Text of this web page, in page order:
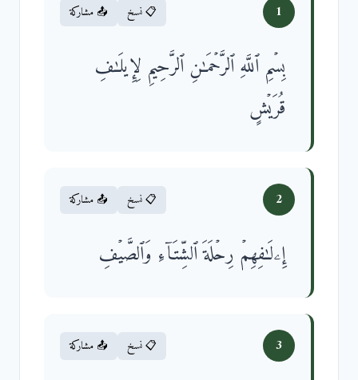
1 📋 نسخ 📤 مشاركة
بِسۡمِ ٱللَّهِ ٱلرَّحۡمَـٰنِ ٱلرَّحِیمِ لِإِیلَـٰفِ
قُرَیۡشٍ
2 📋 نسخ 📤 مشاركة
إِۦلَـٰفِهِمۡ رِحۡلَةَ ٱلشِّتَاۤءِ وَٱلصَّیۡفِ
3 📋 نسخ 📤 مشاركة